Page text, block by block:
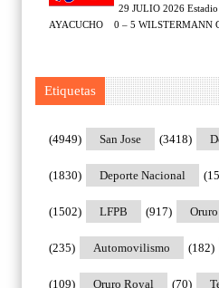
29 JULIO 2026
AYACUCHO 0 – 5 WILSTERMANN
Etiquetas
San Jose
(4949) (3418)
Deporte Nacional
(1830)
LFPB
(1502) Oruro
(917)
Automovilismo
(235) (182)
Oruro Royal
(109) (70)